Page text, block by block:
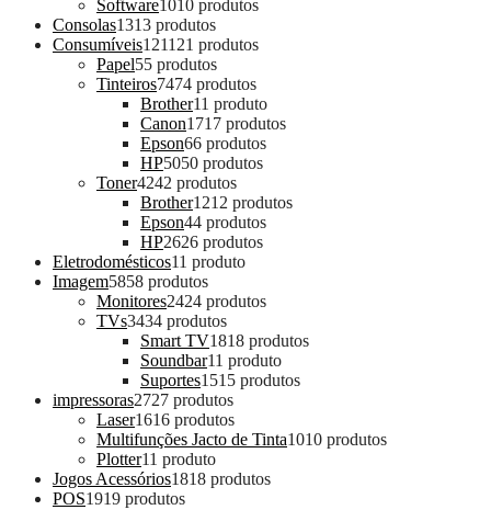
Software1010 produtos
Consolas1313 produtos
Consumíveis121121 produtos
Papel55 produtos
Tinteiros7474 produtos
Brother11 produto
Canon1717 produtos
Epson66 produtos
HP5050 produtos
Toner4242 produtos
Brother1212 produtos
Epson44 produtos
HP2626 produtos
Eletrodomésticos11 produto
Imagem5858 produtos
Monitores2424 produtos
TVs3434 produtos
Smart TV1818 produtos
Soundbar11 produto
Suportes1515 produtos
impressoras2727 produtos
Laser1616 produtos
Multifunções Jacto de Tinta1010 produtos
Plotter11 produto
Jogos Acessórios1818 produtos
POS1919 produtos